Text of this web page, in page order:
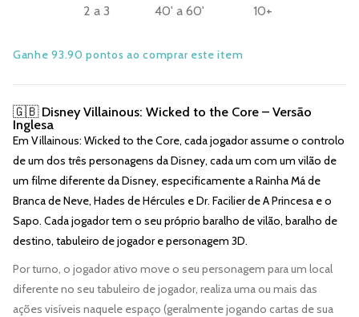
2 a 3 40' a 60' 10+
Ganhe 93.90 pontos ao comprar este item
🇬🇧 Disney Villainous: Wicked to the Core – Versão
Inglesa
Em Villainous: Wicked to the Core, cada jogador assume o controlo
de um dos três personagens da Disney, cada um com um vilão de
um filme diferente da Disney, especificamente a Rainha Má de
Branca de Neve, Hades de Hércules e Dr. Facilier de A Princesa e o
Sapo. Cada jogador tem o seu próprio baralho de vilão, baralho de
destino, tabuleiro de jogador e personagem 3D.
Por turno, o jogador ativo move o seu personagem para um local
diferente no seu tabuleiro de jogador, realiza uma ou mais das
ações visíveis naquele espaço (geralmente jogando cartas de sua